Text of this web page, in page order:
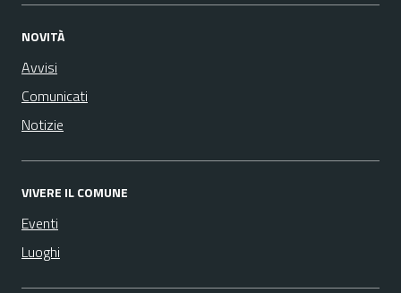
NOVITÀ
Avvisi
Comunicati
Notizie
VIVERE IL COMUNE
Eventi
Luoghi